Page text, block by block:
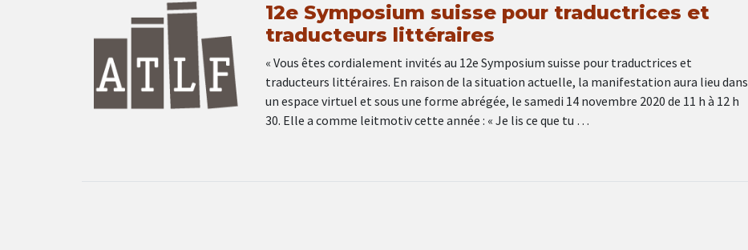
12e Symposium suisse pour traductrices et
traducteurs littéraires
« Vous êtes cordialement invités au 12e Symposium suisse pour traductrices et
traducteurs littéraires. En raison de la situation actuelle, la manifestation aura lieu dans
un espace virtuel et sous une forme abrégée, le samedi 14 novembre 2020 de 11 h à 12 h
30. Elle a comme leitmotiv cette année : « Je lis ce que tu …